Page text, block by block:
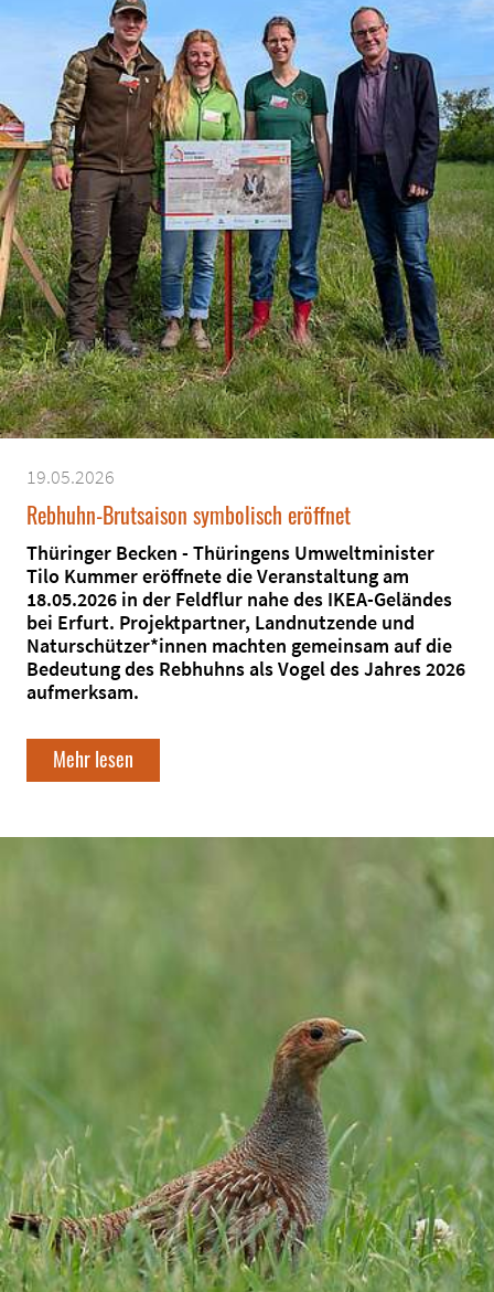
19.05.2026
Rebhuhn-Brutsaison symbolisch eröffnet
Thüringer Becken - Thüringens Umweltminister
Tilo Kummer eröffnete die Veranstaltung am
18.05.2026 in der Feldflur nahe des IKEA-Geländes
bei Erfurt. Projektpartner, Landnutzende und
Naturschützer*innen machten gemeinsam auf die
Bedeutung des Rebhuhns als Vogel des Jahres 2026
aufmerksam.
Mehr lesen